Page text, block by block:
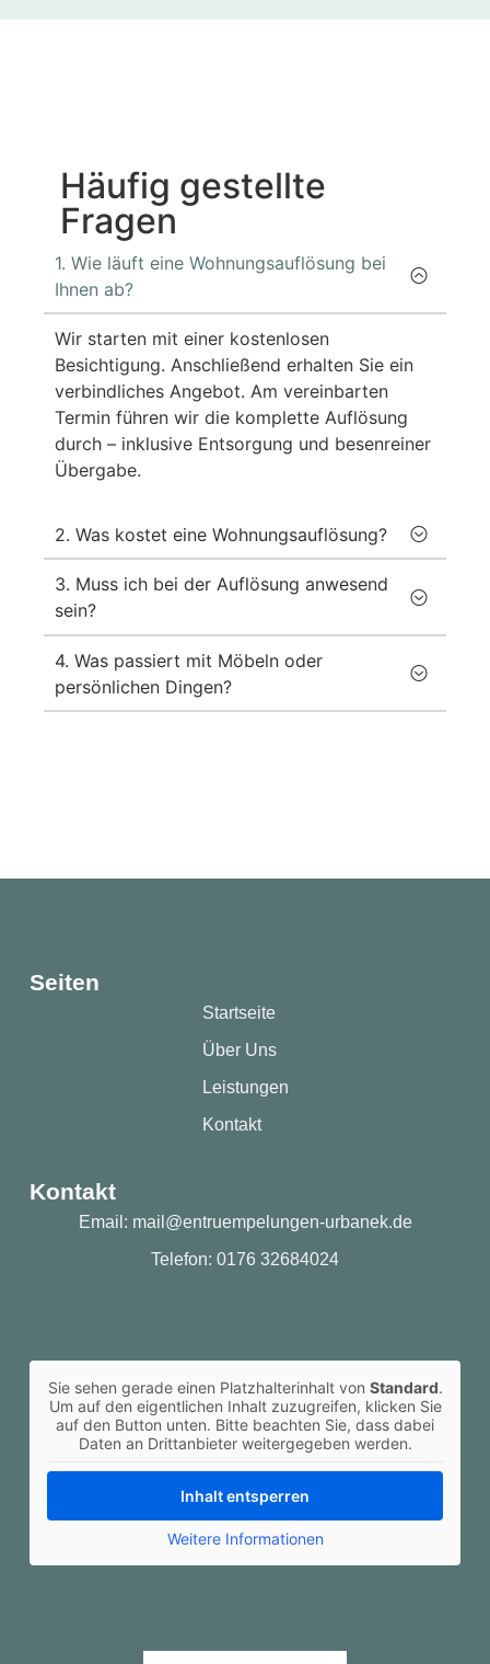
Häufig gestellte
Fragen
1. Wie läuft eine Wohnungsauflösung bei
Ihnen ab?
Wir starten mit einer kostenlosen
Besichtigung. Anschließend erhalten Sie ein
verbindliches Angebot. Am vereinbarten
Termin führen wir die komplette Auflösung
durch – inklusive Entsorgung und besenreiner
Übergabe.
2. Was kostet eine Wohnungsauflösung?
3. Muss ich bei der Auflösung anwesend
sein?
4. Was passiert mit Möbeln oder
persönlichen Dingen?
Seiten
Startseite
Über Uns
Leistungen
Kontakt
Kontakt
Email: mail@entruempelungen-urbanek.de
Telefon: 0176 32684024
Sie sehen gerade einen Platzhalterinhalt von Standard.
Um auf den eigentlichen Inhalt zuzugreifen, klicken Sie
auf den Button unten. Bitte beachten Sie, dass dabei
Daten an Drittanbieter weitergegeben werden.
Inhalt entsperren
Weitere Informationen